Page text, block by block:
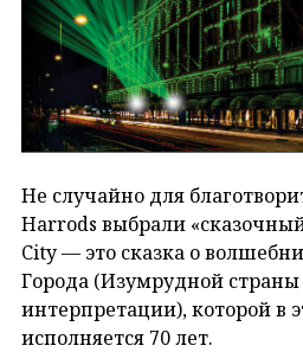
Не случайно для
Harrods выбрали
City — это сказка о
Города (Изумрудной
интерпретации), которой в
исполняется 70 лет.